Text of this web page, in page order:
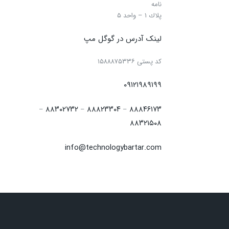
نامه
پلاك ۱ – واحد ۵
لینک آدرس در گوگل مپ
كد پستی ۱۵۸۸۸۷۵۳۳۶
۰۹۱۲۱۹۸۹۱۹۹
۸۸۸۴۶۱۷۳ – ۸۸۸۲۳۳۰۴ – ۸۸۳۰۲۷۳۲ –
۸۸۳۲۱۵۰۸
info@technologybartar.com